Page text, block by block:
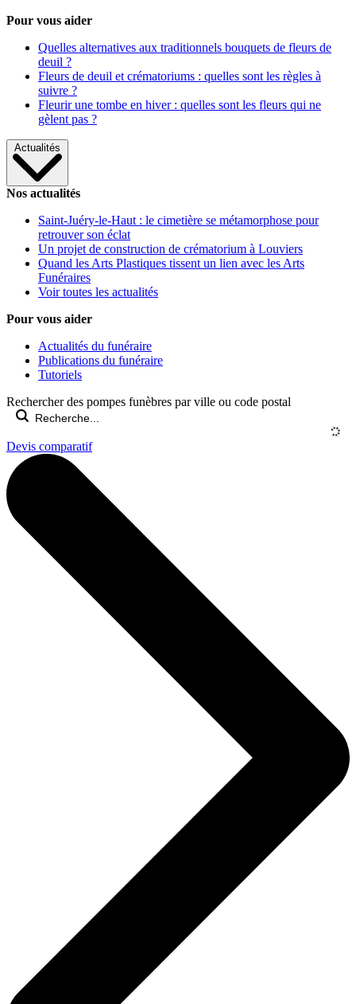
Pour vous aider
Quelles alternatives aux traditionnels bouquets de fleurs de
deuil ?
Fleurs de deuil et crématoriums : quelles sont les règles à
suivre ?
Fleurir une tombe en hiver : quelles sont les fleurs qui ne
gèlent pas ?
Actualités
Nos actualités
Saint-Juéry-le-Haut : le cimetière se métamorphose pour
retrouver son éclat
Un projet de construction de crématorium à Louviers
Quand les Arts Plastiques tissent un lien avec les Arts
Funéraires
Voir toutes les actualités
Pour vous aider
Actualités du funéraire
Publications du funéraire
Tutoriels
Rechercher des pompes funèbres par ville ou code postal
Devis comparatif